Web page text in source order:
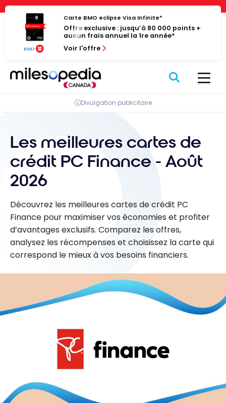
Panneau de gestion des cookies
Passer
contenu
Carte BMO eclipse Visa Infinite*
Offre exclusive : jusqu’à 80 000 points +
aucun frais annuel la 1re année*
Voir l'offre
Divulgation publicitaire
Les meilleures cartes de
crédit PC Finance - Août
2026
Découvrez les meilleures cartes de crédit PC
Finance pour maximiser vos économies et profiter
d’avantages exclusifs. Comparez les offres,
analysez les récompenses et choisissez la carte qui
correspond le mieux à vos besoins financiers.